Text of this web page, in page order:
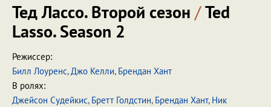
Тед Лассо. Второй сезон /Ted
Lasso. Season 2
Режиссер:
Билл Лоуренс,Джо Келли, Брендан Хант
В ролях:
Джейсон Судейкис, Бретт Голдстин, Брендан Хант, Ник